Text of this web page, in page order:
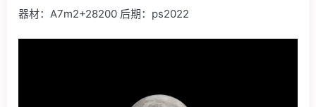
器材：A7m2+28200 后期：ps2022